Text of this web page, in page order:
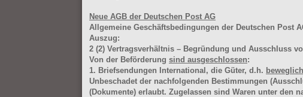
Neue AGB der Deutschen Post AG
Allgemeine Geschäftsbedingungen der Deutschen Post
Auszug:
2 (2) Vertragsverhältnis – Begründung und Ausschluss
Von der Beförderung sind ausgeschlossen:
1. Briefsendungen International, die Güter, d.h.
Unbeschadet der nachfolgenden Bestimmungen
(Dokumente) erlaubt. Zugelassen sind Waren unter den